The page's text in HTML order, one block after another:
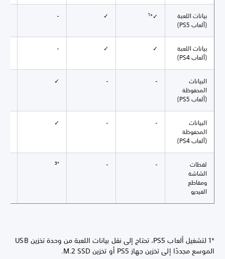
بيانات اللعبة
(ألعاب PS5)
✓*
1
✓
بيانات اللعبة
(ألعاب PS4)
✓
✓
البيانات
المحفوظة
(ألعاب PS5)
✓
البيانات
المحفوظة
(ألعاب PS4)
✓
لقطات
الشاشة
ومقاطع
الفيديو
*1 لتشغيل ألعاب PS5، تحتاج إلى نقل بيانات اللعبة من وحدة تخزين USB
الموسع مجددًا إلى تخزين جهاز PS5 أو تخزين M.2 SSD.